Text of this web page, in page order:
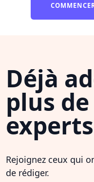
Déjà
plus de
experts
Rejoignez ceux qui
de rédiger.